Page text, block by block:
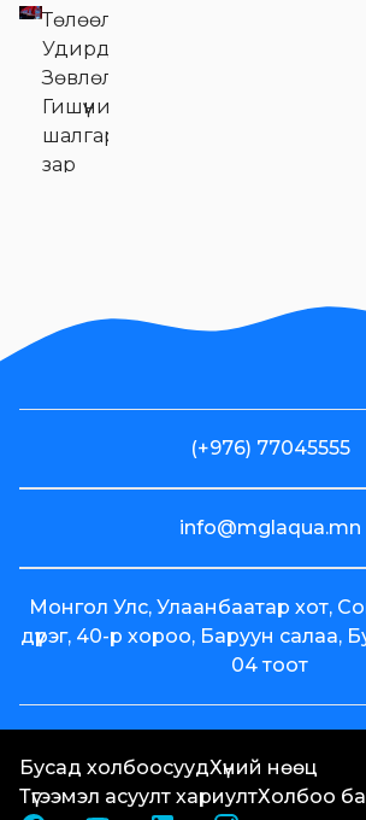
Төлөөлөн
Удирдах
Зөвлөлийн
Гишүүний сонгон
шалгаруулалтын
зар
олон нийтээс
Voyage
брэндийн
"Байртай
хөтөлбөрийн
хоёр өрөө
байрны
(+976) 77045555
info@mglaqua.mn
Монгол Улс, Улаанбаатар хот,
дүүрэг, 40-р хороо, Баруун салаа,
04 тоот
Бусад холбоосуудХүний нөөц
Түгээмэл асуулт хариултХолбоо